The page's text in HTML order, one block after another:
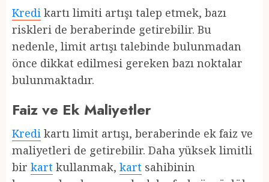
Kredi kartı limiti artışı talep etmek, bazı
riskleri de beraberinde getirebilir. Bu
nedenle, limit artışı talebinde bulunmadan
önce dikkat edilmesi gereken bazı noktalar
bulunmaktadır.
Faiz ve Ek Maliyetler
Kredi kartı limit artışı, beraberinde ek faiz ve
maliyetleri de getirebilir. Daha yüksek limitli
bir kart kullanmak, kart sahibinin